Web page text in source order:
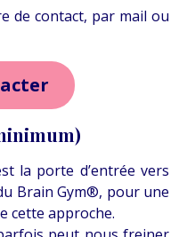
de contact, par mail ou
la porte d’entrée vers
Brain Gym®, pour une
cette approche.